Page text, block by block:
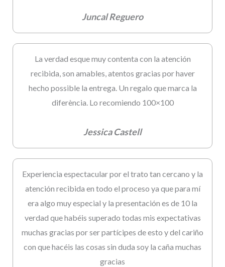
Juncal Reguero
La verdad esque muy contenta con la atención
recibida, son amables, atentos gracias por haver
hecho possible la entrega. Un regalo que marca la
diferència. Lo recomiendo 100×100
Jessica Castell
Experiencia espectacular por el trato tan cercano y la
atención recibida en todo el proceso ya que para mí
era algo muy especial y la presentación es de 10 la
verdad que habéis superado todas mis expectativas
muchas gracias por ser partícipes de esto y del cariño
con que hacéis las cosas sin duda soy la caña muchas
gracias